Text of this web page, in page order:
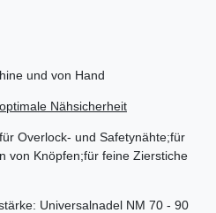
und von Hand
Nähsicherheit
Overlock- und Safetynähte;für
von Knöpfen;für feine Zierstiche
Universalnadel NM 70 - 90